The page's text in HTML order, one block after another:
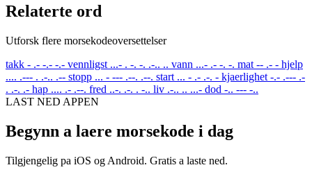
Relaterte ord
Utforsk flere morsekodeoversettelser
takk - .- -.- -.- vennligst ...- . -. -. .-.. .. vann ...- .- -. -. mat -- .- - hjelp
.... .--- . .-.. .-- stopp ... - --- .--. .--. start ... - .- .-. - kjaerlighet -.- .--- .-
. .-. .- hap .... .- .--. fred ..-. .-. . -.. liv .-.. .. ...- dod -.. --- -..
LAST NED APPEN
Begynn a laere morsekode i dag
Tilgjengelig pa iOS og Android. Gratis a laste ned.